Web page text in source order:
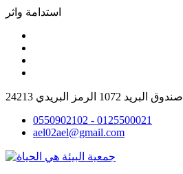
استدامة واثر
صندوق البريد 1072 الرمز البريدي 24213
0550902102 - 0125500021
ael02ael@gmail.com